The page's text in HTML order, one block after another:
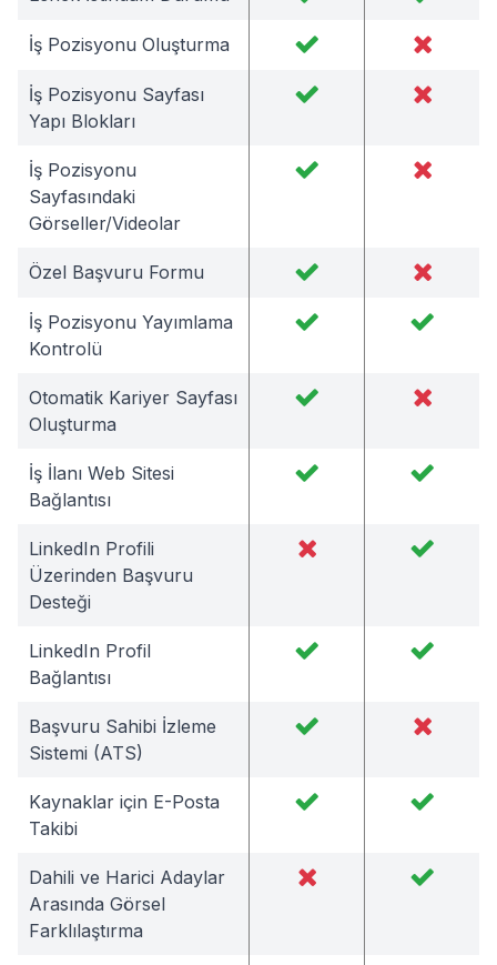
İş Pozisyonu Oluşturma
İş Pozisyonu Sayfası
Yapı Blokları
İş Pozisyonu
Sayfasındaki
Görseller/Videolar
Özel Başvuru Formu
İş Pozisyonu Yayımlama
Kontrolü
Otomatik Kariyer Sayfası
Oluşturma
İş İlanı Web Sitesi
Bağlantısı
LinkedIn Profili
Üzerinden Başvuru
Desteği
LinkedIn Profil
Bağlantısı
Başvuru Sahibi İzleme
Sistemi (ATS)
Kaynaklar için E-Posta
Takibi
Dahili ve Harici Adaylar
Arasında Görsel
Farklılaştırma